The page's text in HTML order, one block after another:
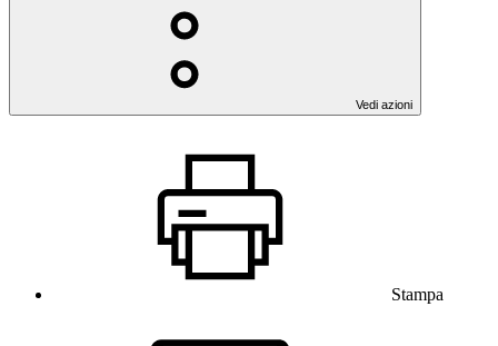
Vedi azioni
Stampa